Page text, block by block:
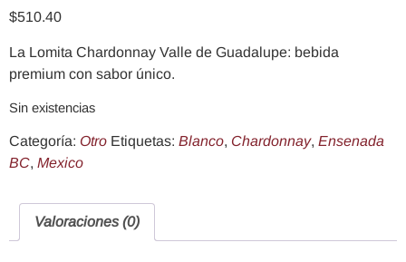
$510.40
La Lomita Chardonnay Valle de Guadalupe: bebida
premium con sabor único.
Sin existencias
Categoría: Otro Etiquetas: Blanco, Chardonnay, Ensenada
BC, Mexico
Valoraciones (0)